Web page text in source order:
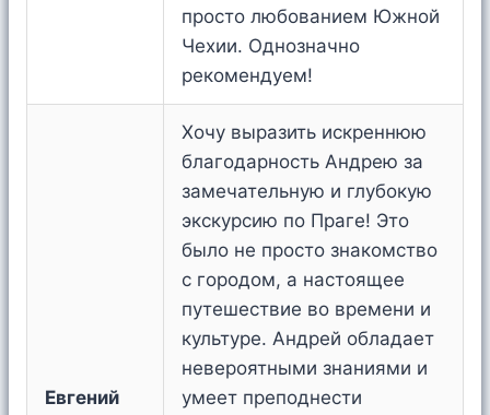
просто любованием Южной
Чехии. Однозначно
рекомендуем!
Евгений
Хочу выразить искреннюю
благодарность Андрею за
замечательную и глубокую
экскурсию по Праге! Это
было не просто знакомство
с городом, а настоящее
путешествие во времени и
культуре. Андрей обладает
невероятными знаниями и
умеет преподнести